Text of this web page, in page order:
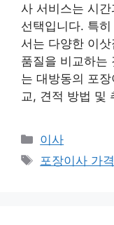
사 서비스는 시
선택입니다. 특
서는 다양한 이
품질을 비교하는
는 대방동의 포
교, 견적 방법 및
카
테
이사
태
포장이사 가격